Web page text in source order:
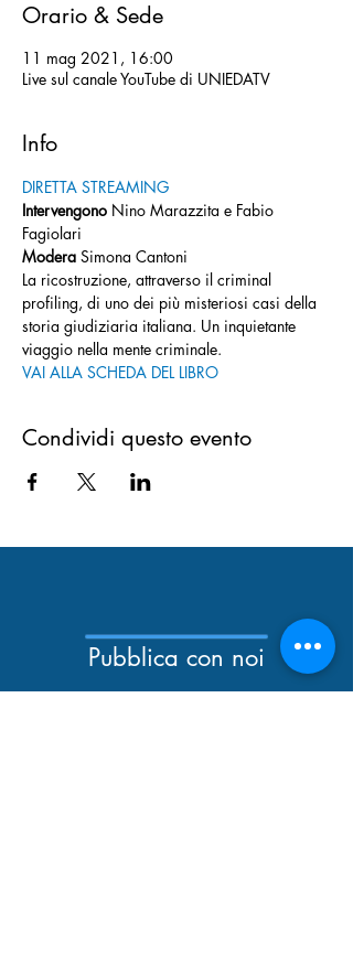
Orario & Sede
11 mag 2021, 16:00
Live sul canale YouTube di UNIEDATV
Info
DIRETTA STREAMING
Intervengono Nino Marazzita e Fabio
Fagiolari
Modera Simona Cantoni
La ricostruzione, attraverso il criminal
profiling, di uno dei più misteriosi casi della
storia giudiziaria italiana. Un inquietante
viaggio nella mente criminale.
VAI ALLA SCHEDA DEL LIBRO
Condividi questo evento
Pubblica con noi